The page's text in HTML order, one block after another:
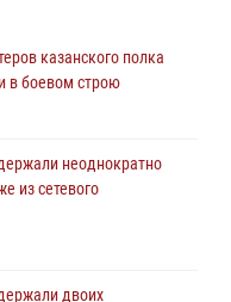
в окружном этапе
концерт певицы Кристины
подозреваемого
казанского полка
в боевом строю
неоднократно
из сетевого
двоих